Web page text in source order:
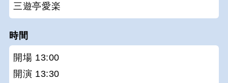
三遊亭愛楽
時間
開場 13:00
開演 13:30